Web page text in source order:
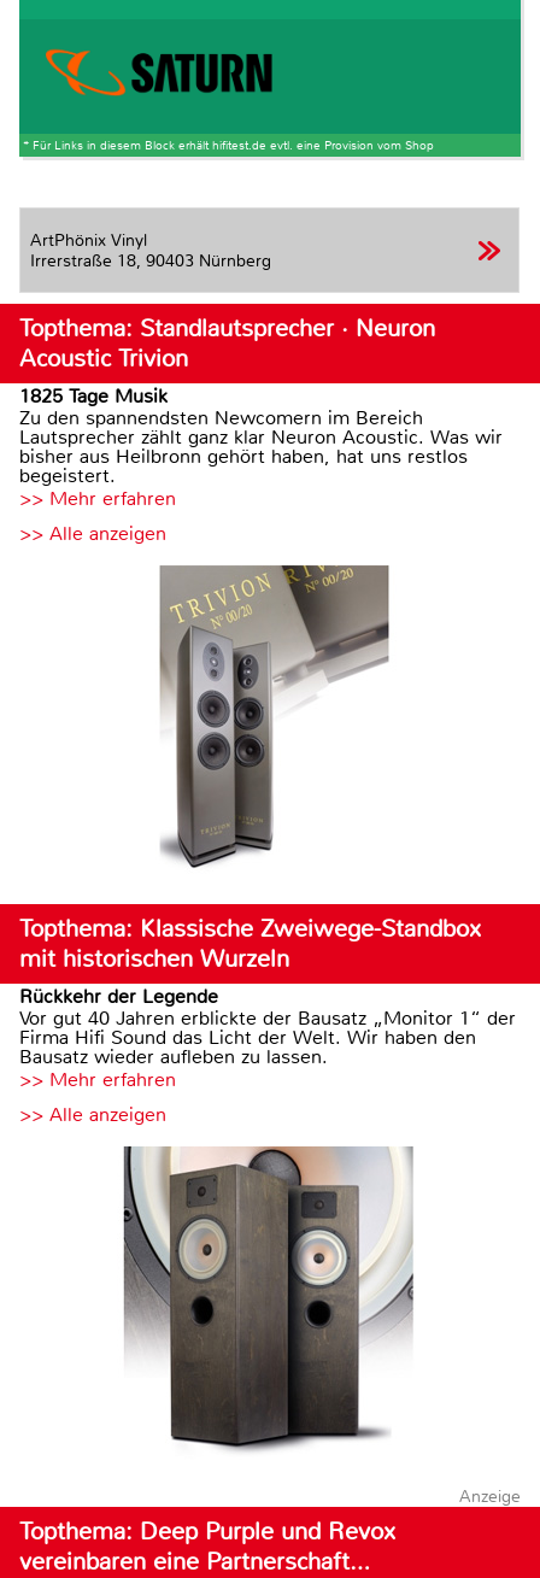
* Für Links in diesem Block erhält hifitest.de evtl. eine Provision vom Shop
ArtPhönix Vinyl
Irrerstraße 18, 90403 Nürnberg
Topthema: Standlautsprecher · Neuron
Acoustic Trivion
1825 Tage Musik
Zu den spannendsten Newcomern im Bereich
Lautsprecher zählt ganz klar Neuron Acoustic. Was wir
bisher aus Heilbronn gehört haben, hat uns restlos
begeistert.
>> Mehr erfahren
>> Alle anzeigen
Topthema: Klassische Zweiwege-Standbox
mit historischen Wurzeln
Rückkehr der Legende
Vor gut 40 Jahren erblickte der Bausatz „Monitor 1“ der
Firma Hifi Sound das Licht der Welt. Wir haben den
Bausatz wieder aufleben zu lassen.
>> Mehr erfahren
>> Alle anzeigen
Anzeige
Topthema: Deep Purple und Revox
vereinbaren eine Partnerschaft…